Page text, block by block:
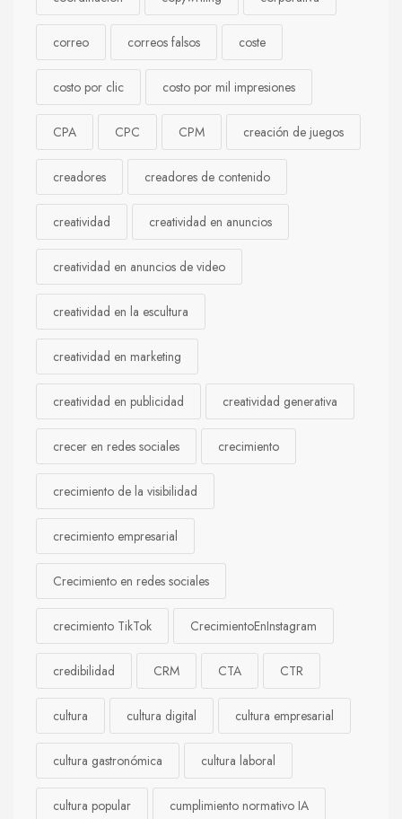
correo correos falsos coste
costo por clic costo por mil impresiones
CPA CPC CPM creación de juegos
creadores creadores de contenido
creatividad creatividad en anuncios
creatividad en anuncios de video
creatividad en la escultura
creatividad en marketing
creatividad en publicidad creatividad generativa
crecer en redes sociales crecimiento
crecimiento de la visibilidad
crecimiento empresarial
Crecimiento en redes sociales
crecimiento TikTok CrecimientoEnInstagram
credibilidad CRM CTA CTR
cultura cultura digital cultura empresarial
cultura gastronómica cultura laboral
cultura popular cumplimiento normativo IA